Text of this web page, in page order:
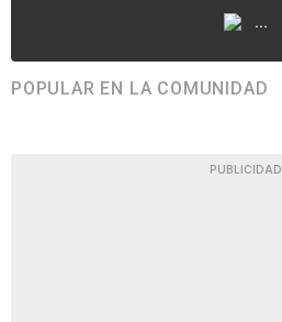
...
POPULAR EN LA COMUNIDAD
PUBLICIDAD